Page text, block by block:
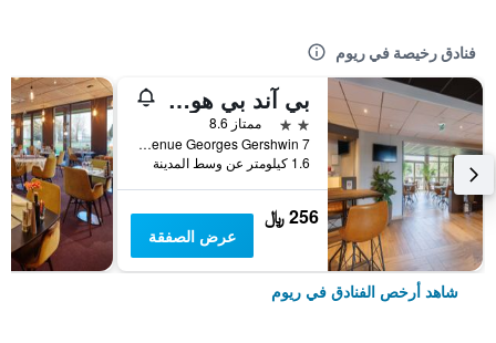
فنادق رخيصة في ريوم
بي آند بي هوتل كليرمونت فيراند نور ريوم
2 نجمتين
ممتاز 8.6
7 Avenue Georges Gershwin, ريوم, إقليم بوي دو دوم, فرنسا
1.6 كيلومتر عن وسط المدينة
256 ﷼
عرض الصفقة
شاهد أرخص الفنادق في ريوم